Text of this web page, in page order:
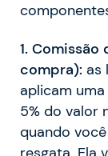
1.
compra): as
aplicam
5% do valor
quando